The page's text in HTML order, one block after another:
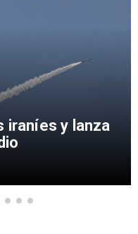
iraníes y lanza